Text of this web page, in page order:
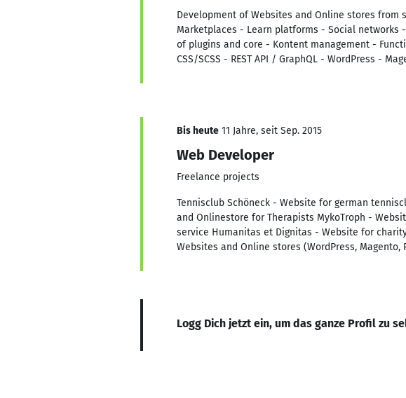
Development of Websites and Online stores
Marketplaces - Learn platforms - Social networks
of plugins and core - Kontent management -
CSS/SCSS - REST API / GraphQL - WordPress -
Bis heute 11 Jahre, seit Sep. 2015
Web Developer
Freelance projects
Tennisclub Schöneck - Website for german
and Onlinestore for Therapists MykoTroph -
service Humanitas et Dignitas - Website for
Websites and Online stores (WordPress,
Logg Dich jetzt ein, um das ganze Profil zu